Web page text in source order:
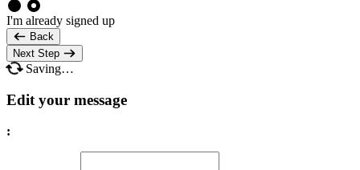
I'm already signed up
Back
Next Step
Saving…
Edit your message
: